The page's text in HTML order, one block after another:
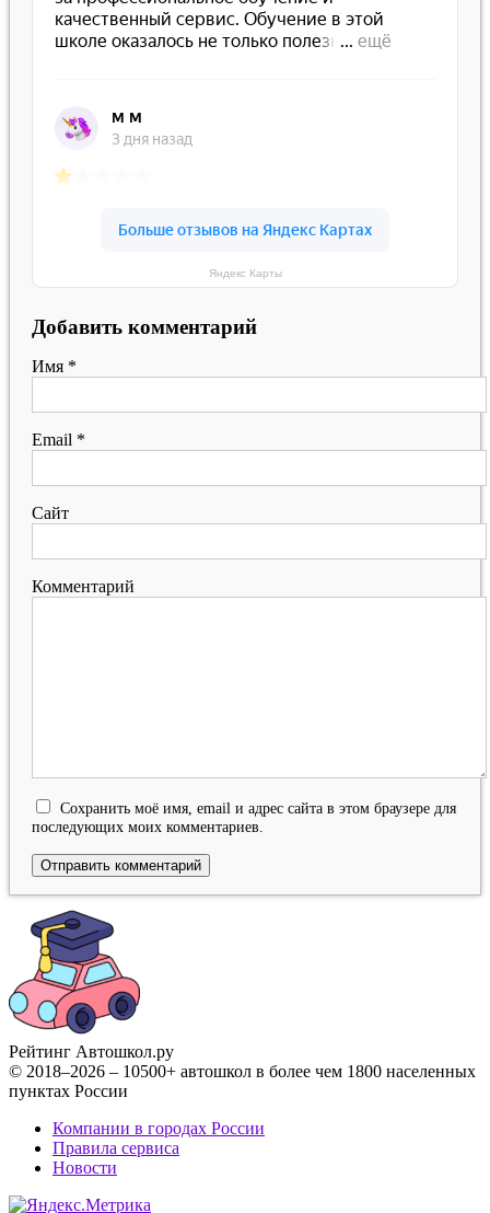
Яндекс Карты
Добавить комментарий
Имя *
Email *
Сайт
Комментарий
Сохранить моё имя, email и адрес сайта в этом браузере для
последующих моих комментариев.
Рейтинг Автошкол.ру
© 2018–2026 – 10500+ автошкол в более чем 1800 населенных
пунктах России
Компании в городах России
Правила сервиса
Новости